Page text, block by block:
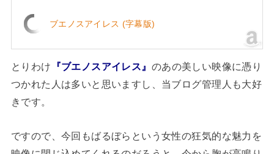
ブエノスアイレス (字幕版)
とりわけ 『ブエノスアイレス』 のあの美しい映像に憑り
つかれた人は多いと思いますし、当ブログ管理人も大好
きです。
ですので、今回もばるぼらという女性の狂気的な魅力を